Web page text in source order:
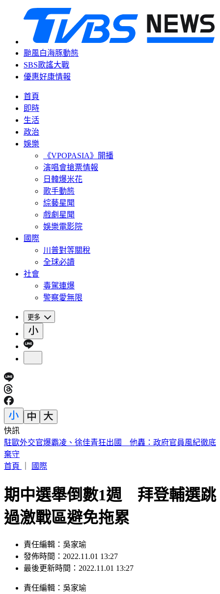
颱風白海豚動態
SBS歌謠大戰
優惠好康情報
首頁
即時
生活
政治
娛樂
《VPOPASIA》開播
演唱會搶票情報
日韓爆米花
歌手動態
綜藝星聞
戲劇星聞
娛樂電影院
國際
川普對等關稅
全球必讀
社會
毒駕連爆
警察愛無限
更多
快訊
輕度颱風「琵鷺」生成！洋面三颱共舞 最新路徑曝
首頁
期中選舉倒數1週 拜登輔選跳
過激戰區避免拖累
發佈時間：2022.11.01 13:27
最後更新時間：2022.11.01 13:27
發佈時間： 2022.11.01 13:27